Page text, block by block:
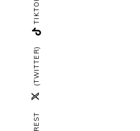
(TWITTER)
TIKTOK